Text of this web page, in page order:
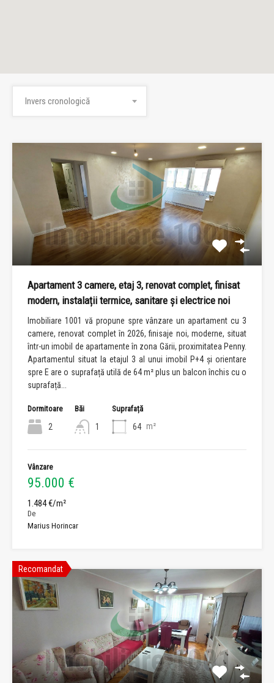
Invers cronologică
Apartament 3 camere, etaj 3, renovat complet, finisat
modern, instalații termice, sanitare și electrice noi
Imobiliare 1001 vă propune spre vânzare un apartament cu 3
camere, renovat complet în 2026, finisaje noi, moderne, situat
într-un imobil de apartamente în zona Gării, proximitatea Penny.
Apartamentul situat la etajul 3 al unui imobil P+4 și orientare
spre E are o suprafață utilă de 64 m² plus un balcon închis cu o
suprafață...
Dormitoare
2
Băi
1
Suprafață
64 m²
Vânzare
95.000 €
1.484 €/m²
De
Marius Horincar
Recomandat